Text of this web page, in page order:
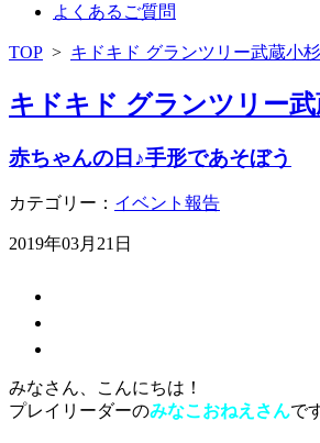
よくあるご質問
TOP > キドキド グランツリー武蔵小
キドキド グランツリー
赤ちゃんの日♪手形であそぼう
カテゴリー： イベント報告
2019年03月21日
みなさん、こんにちは！
プレイリーダーのみなこおねえさんで